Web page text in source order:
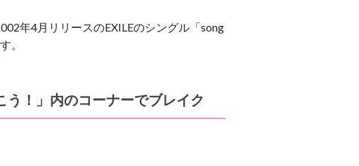
年4月リリースのEXILEのシングル「song
。
！」内のコーナーでブレイク